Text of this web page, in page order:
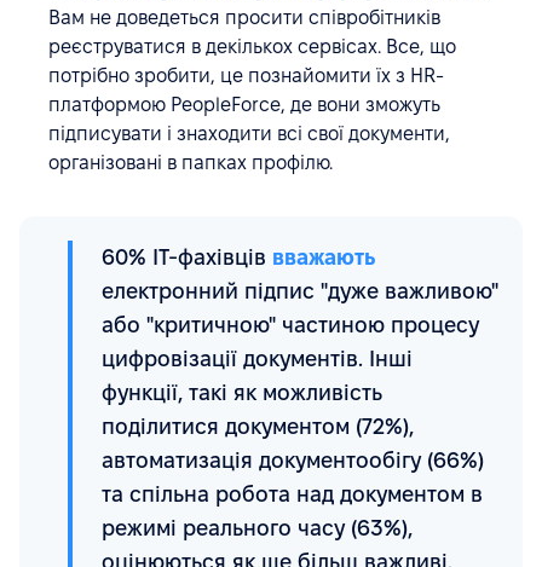
Вам не доведеться просити співробітників
реєструватися в декількох сервісах. Все, що
потрібно зробити, це познайомити їх з HR-
платформою PeopleForce, де вони зможуть
підписувати і знаходити всі свої документи,
організовані в папках профілю.
60% ІТ-фахівців вважають
електронний підпис "дуже важливою"
або "критичною" частиною процесу
цифровізації документів. Інші
функції, такі як можливість
поділитися документом (72%),
автоматизація документообігу (66%)
та спільна робота над документом в
режимі реального часу (63%),
оцінюються як ще більш важливі.